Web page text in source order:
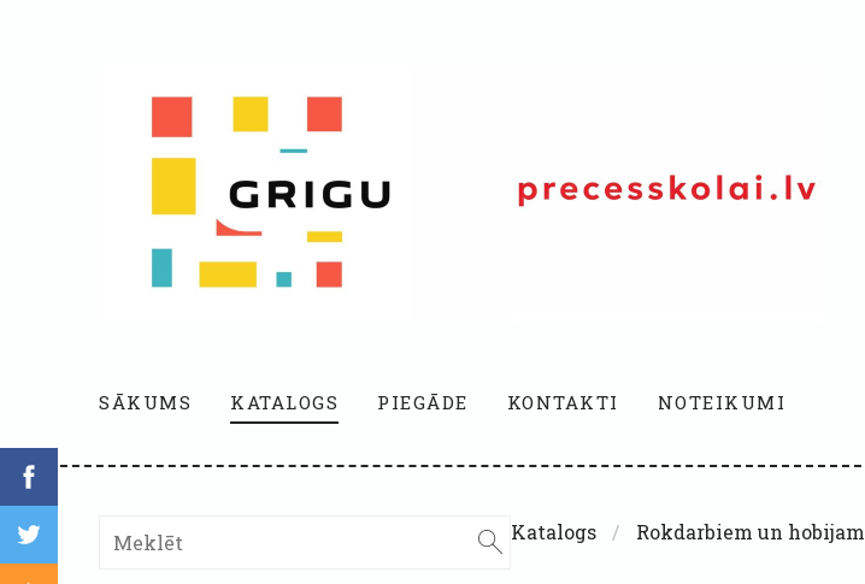
SĀKUMS KATALOGS PIEGĀDE KONTAKTI NOTEIKUMI
Katalogs Rokdarbiem un hobijam